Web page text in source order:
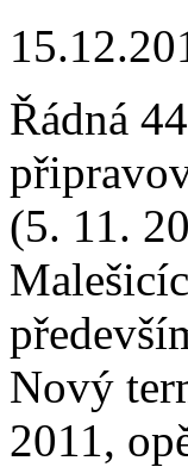
Řádná
(5. 11.
Nový
2011,